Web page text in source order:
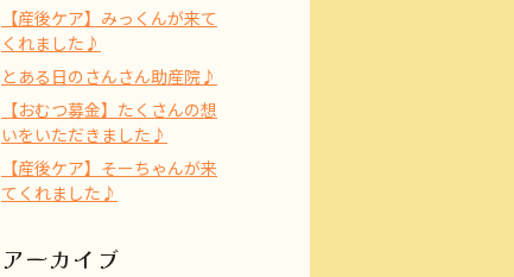
【産後ケア】みっくんが来て
くれました♪
とある日のさんさん助産院♪
【おむつ募金】たくさんの想
いをいただきました♪
【産後ケア】そーちゃんが来
てくれました♪
アーカイブ